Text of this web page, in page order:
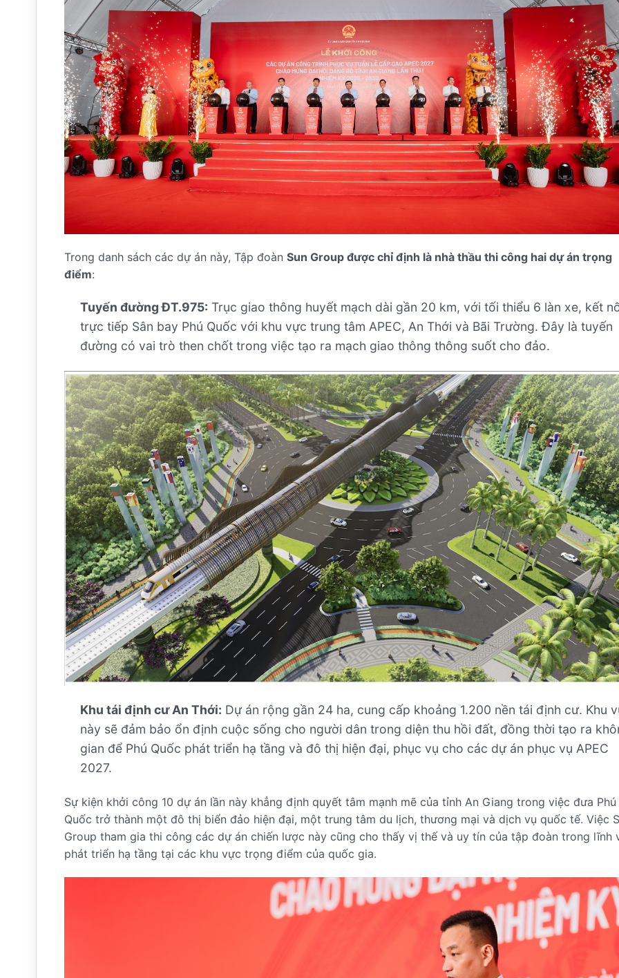
Trong danh sách các dự án này, Tập đoàn Sun Group được chỉ định là nhà thầu thi công hai dự án trọng
điểm:
Tuyến đường ĐT.975: Trục giao thông huyết mạch dài gần 20 km, với tối thiểu 6 làn xe, kết
trực tiếp Sân bay Phú Quốc với khu vực trung tâm APEC, An Thới và Bãi Trường. Đây là tuyến
đường có vai trò then chốt trong việc tạo ra mạch giao thông thông suốt cho đảo.
Khu tái định cư An Thới: Dự án rộng gần 24 ha, cung cấp khoảng 1.200 nền tái định cư. Khu
này sẽ đảm bảo ổn định cuộc sống cho người dân trong diện thu hồi đất, đồng thời tạo ra
gian để Phú Quốc phát triển hạ tầng và đô thị hiện đại, phục vụ cho các dự án phục vụ APEC
2027.
Sự kiện khởi công 10 dự án lần này khẳng định quyết tâm mạnh mẽ của tỉnh An Giang trong việc đưa Phú
Quốc trở thành một đô thị biển đảo hiện đại, một trung tâm du lịch, thương mại và dịch vụ quốc tế. Việc
Group tham gia thi công các dự án chiến lược này cũng cho thấy vị thế và uy tín của tập đoàn trong lĩnh
phát triển hạ tầng tại các khu vực trọng điểm của quốc gia.